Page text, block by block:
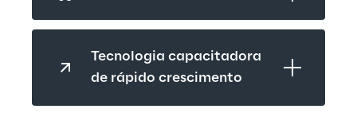
Tecnologia capacitadora
de rápido crescimento